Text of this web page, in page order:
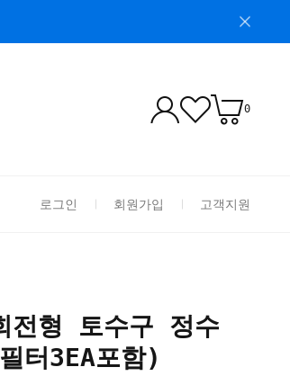
0
로그인 회원가입 고객지원
전형 토수구 정수
터3EA포함)